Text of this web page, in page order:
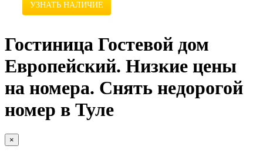
УЗНАТЬ НАЛИЧИЕ
Гостиница Гостевой дом
Европейский. Низкие цены
на номера. Снять недорогой
номер в Туле
×